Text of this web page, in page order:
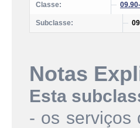
Classe:
Subclasse:
Notas
Esta
- os serviços